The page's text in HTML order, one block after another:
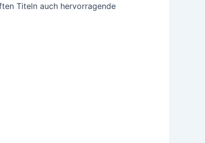
Titeln auch hervorragende